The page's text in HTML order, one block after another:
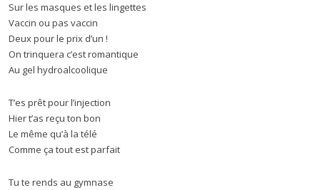
Sur les masques et les lingettes
Vaccin ou pas vaccin
Deux pour le prix d’un !
On trinquera c’est romantique
Au gel hydroalcoolique
T’es prêt pour l’injection
Hier t’as reçu ton bon
Le même qu’à la télé
Comme ça tout est parfait
Tu te rends au gymnase